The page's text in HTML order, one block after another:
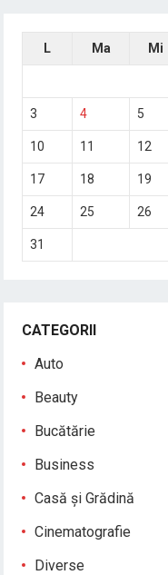
L Ma Mi
3 4 5
10 11 12
17 18 19
24 25 26
31
CATEGORII
Auto
Beauty
Bucătărie
Business
Casă și Grădină
Cinematografie
Diverse